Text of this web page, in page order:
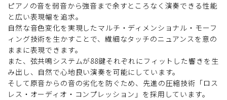
ピアノの音を弱音から強音まで余すところなく演奏できる性能
と広い表現幅を追求。
自然な音色変化を実現したマルチ・ディメンショナル・モーフ
ィング技術を生かすことで、繊細なタッチのニュアンスを意の
ままに表現できます。
また、弦共鳴システムが88鍵それぞれにフィットした響きを生
み出し、自然で心地良い演奏を可能にしています。
そして原音からの音の劣化を防ぐため、先進の圧縮技術「ロス
レス・オーディオ・コンプレッション」を採用しています。